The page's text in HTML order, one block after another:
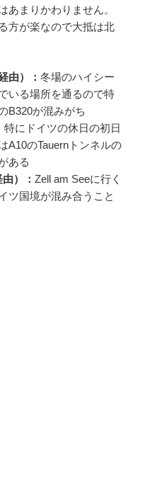
あまりかわりません。
方が楽なので大抵は北
由）： 冬場のハイシー
いる場所を通るので特
B320が混みがち
特にドイツの休日の初日
A10のTauernトンネルの
ある
）： Zell am Seeに行く
ツ国境が混み合うこと